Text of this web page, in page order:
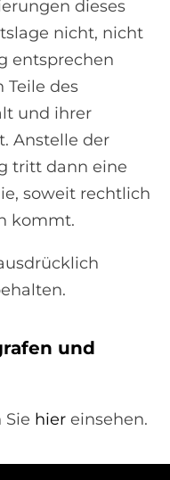
dieses
nicht, nicht
entsprechen
Teile des
und ihrer
Anstelle der
tritt dann eine
soweit rechtlich
kommt.
und
hier einsehen.